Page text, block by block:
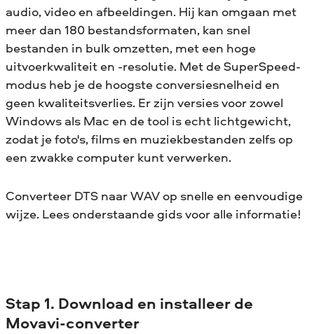
audio, video en afbeeldingen. Hij kan omgaan met
meer dan 180 bestandsformaten, kan snel
bestanden in bulk omzetten, met een hoge
uitvoerkwaliteit en -resolutie. Met de SuperSpeed-
modus heb je de hoogste conversiesnelheid en
geen kwaliteitsverlies. Er zijn versies voor zowel
Windows als Mac en de tool is echt lichtgewicht,
zodat je foto's, films en muziekbestanden zelfs op
een zwakke computer kunt verwerken.
Converteer DTS naar WAV op snelle en eenvoudige
wijze. Lees onderstaande gids voor alle informatie!
Stap 1. Download en installeer de
Movavi-converter